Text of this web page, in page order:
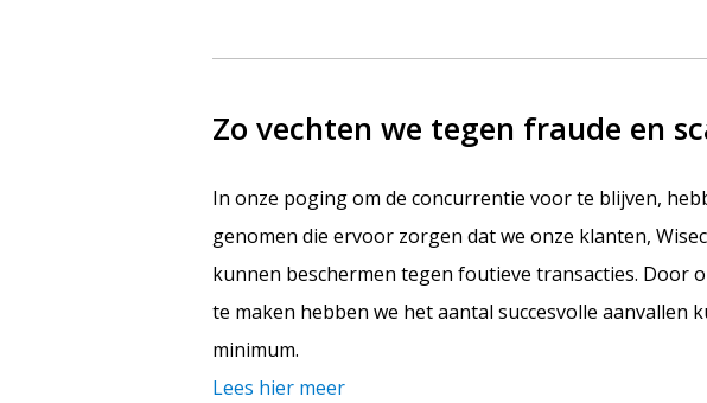
Zo vechten we tegen fraude en
In onze poging om de concurrentie voor te blijven,
genomen die ervoor zorgen dat we onze klanten,
kunnen beschermen tegen foutieve transacties. Door
te maken hebben we het aantal succesvolle aanvallen
minimum.
Lees hier meer